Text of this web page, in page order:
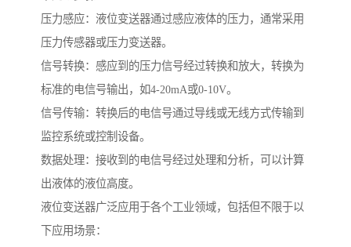
压力感应：液位变送器通过感应液体的压力，通常采用
压力传感器或压力变送器。
信号转换：感应到的压力信号经过转换和放大，转换为
标准的电信号输出，如4-20mA或0-10V。
信号传输：转换后的电信号通过导线或无线方式传输到
监控系统或控制设备。
数据处理：接收到的电信号经过处理和分析，可以计算
出液体的液位高度。
液位变送器广泛应用于各个工业领域，包括但不限于以
下应用场景：